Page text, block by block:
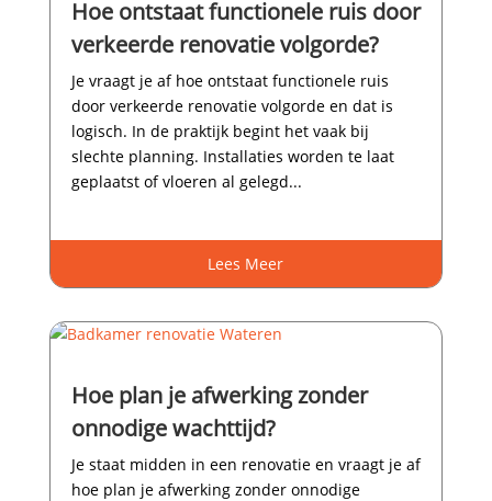
Hoe ontstaat functionele ruis door
verkeerde renovatie volgorde?
Je vraagt je af hoe ontstaat functionele ruis
door verkeerde renovatie volgorde en dat is
logisch.​ In de praktijk begint het vaak bij
slechte planning.​ Installaties worden te laat
geplaatst of vloeren al gelegd...
Lees Meer
Hoe plan je afwerking zonder
onnodige wachttijd?
Je staat midden in een renovatie en vraagt je af
hoe plan je afwerking zonder onnodige